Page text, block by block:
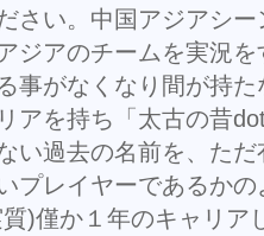
さい。中国アジアシ
ジアのチームを実況
事がなくなり間が持
アを持ち「太古の昔
い過去の名前を、た
プレイヤーであるか
)僅か１年のキャリア